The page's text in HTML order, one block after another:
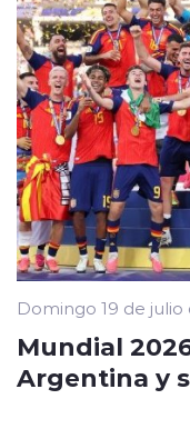
Domingo 19 de julio
Mundial
Argentina y